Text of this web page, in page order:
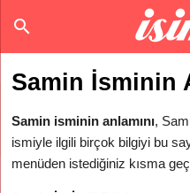
Samin İsminin
Samin isminin anlamını,
ismiyle ilgili birçok bilgiyi bu
menüden istediğiniz kısma